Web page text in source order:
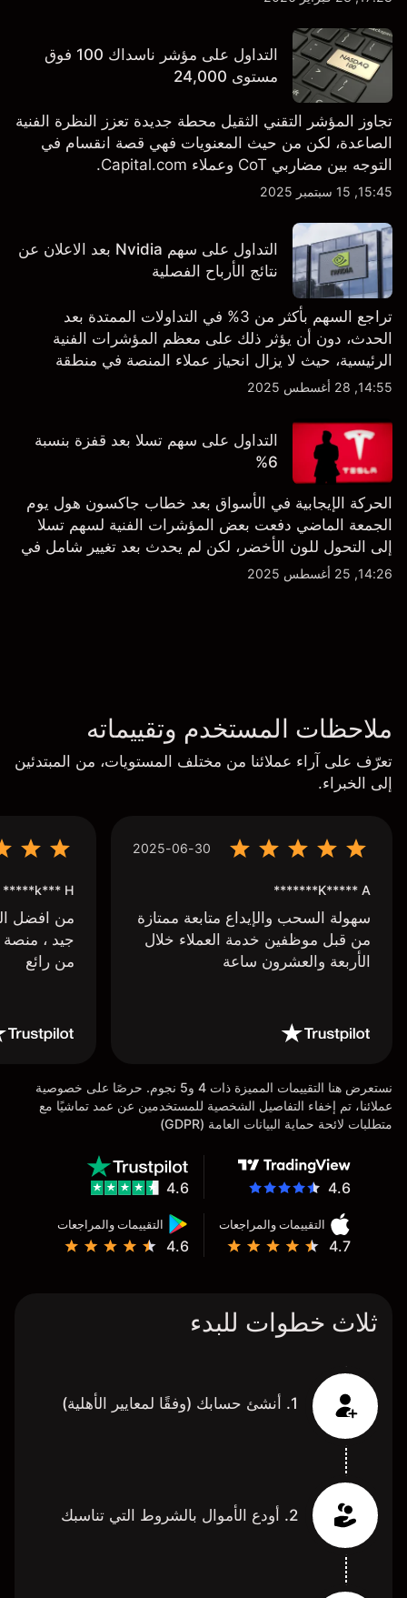
التداول على مؤشر ناسداك 100 فوق
مستوى 24,000
تجاوز المؤشر التقني الثقيل محطة جديدة تعزز النظرة الفنية
الصاعدة، لكن من حيث المعنويات فهي قصة انقسام في
التوجه بين مضاربي CoT وعملاء Capital.com.
15:45, 15 سبتمبر 2025
التداول على سهم Nvidia بعد الاعلان عن
نتائج الأرباح الفصلية
تراجع السهم بأكثر من 3% في التداولات الممتدة بعد
الحدث، دون أن يؤثر ذلك على معظم المؤشرات الفنية
الرئيسية، حيث لا يزال انحياز عملاء المنصة في منطقة
الشراء المفرط.
14:55, 28 أغسطس 2025
التداول على سهم تسلا بعد قفزة بنسبة
6%
الحركة الإيجابية في الأسواق بعد خطاب جاكسون هول يوم
الجمعة الماضي دفعت بعض المؤشرات الفنية لسهم تسلا
إلى التحول للون الأخضر، لكن لم يحدث بعد تغيير شامل في
النظرة الفنية سواء على الإطار اليومي أو الأسبوعي.
14:26, 25 أغسطس 2025
ملاحظات المستخدم وتقييماته
تعرّف على آراء عملائنا من مختلف المستويات، من المبتدئين
إلى الخبراء.
2025-06-30
K***** A*******
سهولة السحب والإيداع متابعة ممتازة
من قبل موظفين خدمة العملاء خلال
الأربعة والعشرون ساعة
k*** H*****
من افضل
جيد ،
من رائع
نستعرض هنا التقييمات المميزة ذات 4 و5 نجوم. حرصًا على خصوصية
عملائنا، تم إخفاء التفاصيل الشخصية للمستخدمين عن عمد تماشيًا مع
متطلبات لائحة حماية البيانات العامة (GDPR)
4.6
التقييمات والمراجعات
4.7
التقييمات والمراجعات
4.6
4.6
ثلاث خطوات للبدء
1. أنشئ حسابك (وفقًا لمعايير الأهلية)
2. أودع الأموال بالشروط التي تناسبك